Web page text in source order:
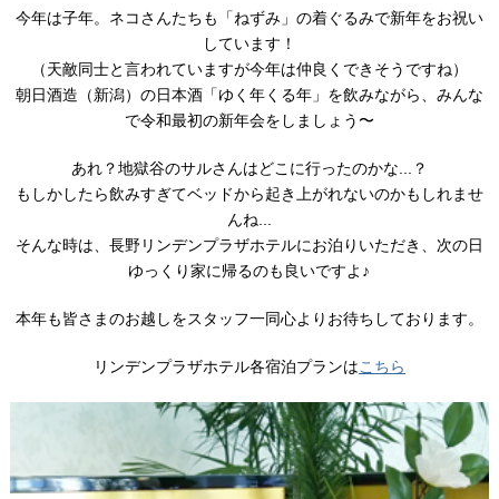
今年は子年。ネコさんたちも「ねずみ」の着ぐるみで新年をお祝い
しています！
（天敵同士と言われていますが今年は仲良くできそうですね）
朝日酒造（新潟）の日本酒「ゆく年くる年」を飲みながら、みんな
で令和最初の新年会をしましょう〜
あれ？地獄谷のサルさんはどこに行ったのかな...？
もしかしたら飲みすぎてベッドから起き上がれないのかもしれませ
んね...
そんな時は、長野リンデンプラザホテルにお泊りいただき、次の日
ゆっくり家に帰るのも良いですよ♪
本年も皆さまのお越しをスタッフ一同心よりお待ちしております。
リンデンプラザホテル各宿泊プランはこちら